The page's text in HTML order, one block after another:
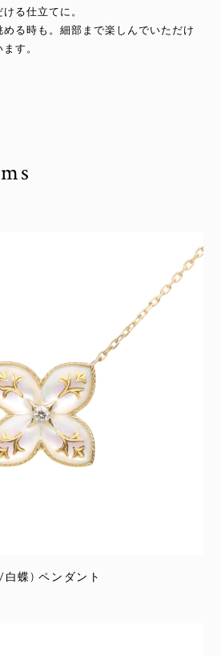
る仕立てに。
る時も。細部まで楽しんでいただけ
す。
蝶) ペンダント